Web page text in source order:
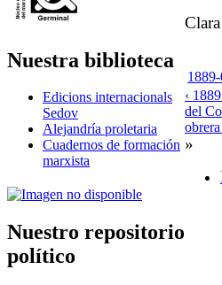
Nuestra biblioteca
Edicions internacionals
Sedov
Alejandría proletaria
Cuadernos de formación
marxista
Nuestro repositorio
político
‹
del
obrera
»